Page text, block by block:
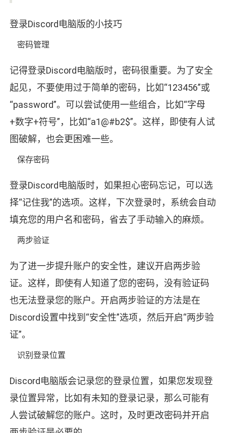
登录Discord电脑版的小技巧
密码管理
记得登录Discord电脑版时，密码很重要。为了安全
起见，不要使用过于简单的密码，比如“123456”或
“password”。可以尝试使用一些组合，比如“字母
+数字+符号”，比如“a1@#b2$”。这样，即使有人试
图破解，也会更困难一些。
保存密码
登录Discord电脑版时，如果担心密码忘记，可以选
择“记住我”的选项。这样，下次登录时，系统会自动
填充您的用户名和密码，省去了手动输入的麻烦。
两步验证
为了进一步提升账户的安全性，建议开启两步验
证。这样，即使有人知道了您的密码，没有验证码
也无法登录您的账户。开启两步验证的方法是在
Discord设置中找到“安全性”选项，然后开启“两步验
证”。
识别登录位置
Discord电脑版会记录您的登录位置，如果您发现登
录位置异常，比如有未知的登录记录，那么可能有
人尝试破解您的账户。这时，及时更改密码并开启